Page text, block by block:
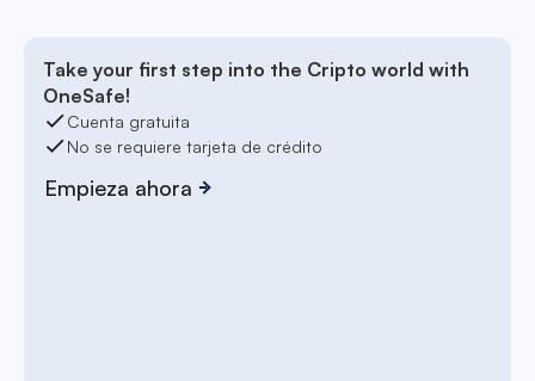
Take your first step into the Cripto world with
OneSafe!
Cuenta gratuita
No se requiere tarjeta de crédito
Empieza ahora